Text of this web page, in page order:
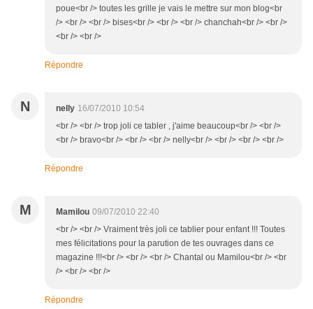
poue<br /> toutes les grille je vais le mettre sur mon blog<br
/> <br /> <br /> bises<br /> <br /> <br /> chanchah<br /> <br />
<br /> <br />
Répondre
N nelly 16/07/2010 10:54
<br /> <br /> trop joli ce tabler , j'aime beaucoup<br /> <br />
<br /> bravo<br /> <br /> <br /> nelly<br /> <br /> <br /> <br />
Répondre
M Mamilou 09/07/2010 22:40
<br /> <br /> Vraiment très joli ce tablier pour enfant !!! Toutes
mes félicitations pour la parution de tes ouvrages dans ce
magazine !!!<br /> <br /> <br /> Chantal ou Mamilou<br /> <br
/> <br /> <br />
Répondre